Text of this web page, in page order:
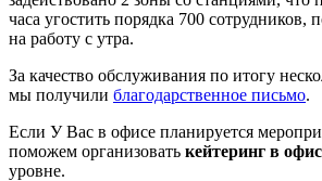
часа угостить порядка 700 сотрудников,
на работу с утра.
За качество обслуживания по итогу
мы получили благодарственное письмо.
Если У Вас в офисе планируется
поможем организовать кейтеринг в
уровне.